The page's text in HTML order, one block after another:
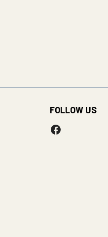
FOLLOW US
Facebook